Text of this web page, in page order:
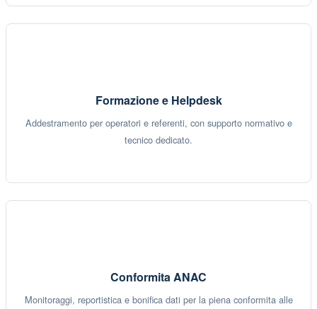
Formazione e Helpdesk
Addestramento per operatori e referenti, con supporto normativo e
tecnico dedicato.
Conformita ANAC
Monitoraggi, reportistica e bonifica dati per la piena conformita alle